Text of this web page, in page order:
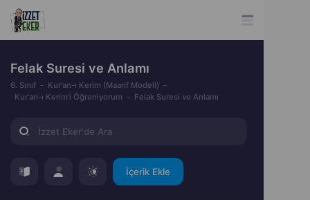
Felak Suresi ve Anlamı
6. Sınıf
Kur'an-ı Kerim (Maarif Modeli)
Kur'an-ı Kerim'i Öğreniyorum
Felak Suresi ve Anlamı
İçerik Ekle